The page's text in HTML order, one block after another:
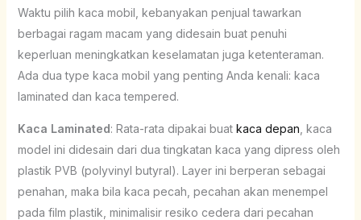
Waktu pilih kaca mobil, kebanyakan penjual tawarkan
berbagai ragam macam yang didesain buat penuhi
keperluan meningkatkan keselamatan juga ketenteraman.
Ada dua type kaca mobil yang penting Anda kenali: kaca
laminated dan kaca tempered.
Kaca Laminated: Rata-rata dipakai buat kaca depan , kaca
model ini didesain dari dua tingkatan kaca yang dipress oleh
plastik PVB (polyvinyl butyral). Layer ini berperan sebagai
penahan, maka bila kaca pecah, pecahan akan menempel
pada film plastik, minimalisir resiko cedera dari pecahan